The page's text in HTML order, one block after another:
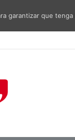
mesa de diálogo
garantizar que